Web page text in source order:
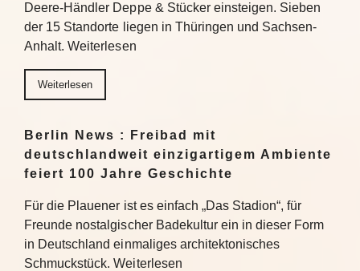
Deere-Händler Deppe & Stücker einsteigen. Sieben
der 15 Standorte liegen in Thüringen und Sachsen-
Anhalt. Weiterlesen
Weiterlesen
Berlin News : Freibad mit
deutschlandweit einzigartigem Ambiente
feiert 100 Jahre Geschichte
Für die Plauener ist es einfach „Das Stadion“, für
Freunde nostalgischer Badekultur ein in dieser Form
in Deutschland einmaliges architektonisches
Schmuckstück. Weiterlesen